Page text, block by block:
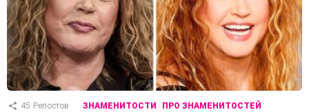
45 Репостов ЗНАМЕНИТОСТИ ПРО ЗНАМЕНИТОСТЕЙ